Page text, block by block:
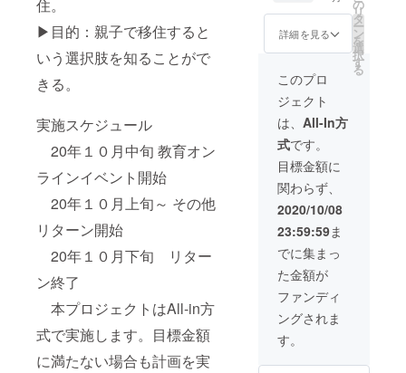
住。
▶目的：親子で移住すると
いう選択肢を知ることがで
きる。
実施スケジュール
20年１０月中旬 教育オン
ラインイベント開始
20年１０月上旬～ その他
リターン開始
20年１０月下旬 リター
ン終了
本プロジェクトはAll-in方
式で実施します。目標金額
に満たない場合も計画を実
ださ
い。 視
聴可能
2020年
でで
す。
参加
ID、パ
は、ク
ファン
ディン
グ終了
後に
メール
にて送
信しま
す。迷
ルに分
類され
ないよ
う、ご
確認く
ださ
い。
インサ
ロン
は、完
制のサ
ロンで
す。
「すご
くない
けどス
ゴイ」
を目指
す、本
気で教
育から
社会を
よりよ
くして
いこう
とする
メン
バーが
す。
詳細を見る
の
リ
タ
ー
ン
を
選
択
す
る
このプロ
ジェクト
は、 All-In方
式です。
目標金額に
関わらず、
2020/10/08
23:59:59ま
でに集まっ
た金額が
ファンディ
ングされま
す。